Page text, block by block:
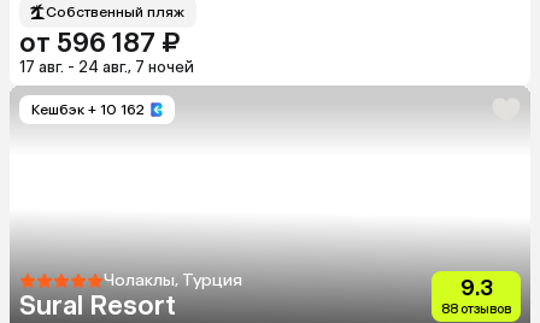
Собственный пляж
от 596 187 ₽
17 авг. - 24 авг., 7 ночей
Кешбэк + 10 162
Чолаклы, Турция
Sural Resort
9.3
88 отзывов